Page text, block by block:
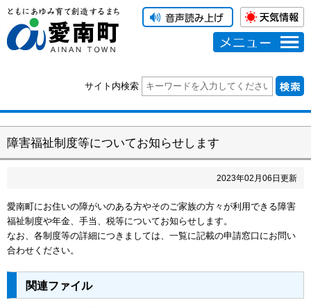
メニュー
サイト内検索
障害福祉制度等についてお知らせします
2023年02 月 06 日更新
愛南町にお住いの障がいのある方やそのご家族の方々が利用できる障害
福祉制度や年金、手当、税等についてお知らせします。
なお、各制度等の詳細につきましては、一覧に記載の申請窓口にお問い
合わせください。
関連ファイル